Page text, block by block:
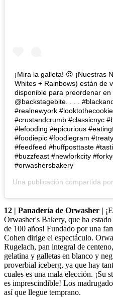
¡Mira la galleta! 😍 ¡Nuestras
Whites + Rainbows) están de
disponible para preordenar
@backstagebite. . . .
#realnewyork
#crustandcrumb #classicnyc
#lefooding #epicurious
#foodiepic #foodiegram
#feedfeed #huffposttaste
#buzzfeast #newforkcity
#orwashersbakery
Una publicación compartida por
12 | Panadería de Orwasher |
Orwasher's Bakery, que ha
de 100 años! Fundado por una
Cohen dirige el espectáculo.
Rugelach, pan integral de
gelatina y galletas en blanco y
proverbial iceberg, ya que hay
cuales es una mala elección. ¡Su
es imprescindible! Los
así que llegue temprano.